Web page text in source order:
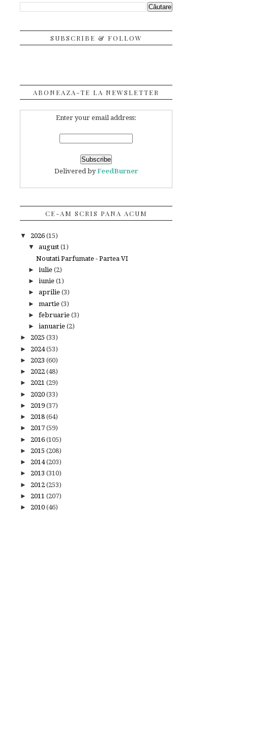
SUBSCRIBE & FOLLOW
ABONEAZA-TE LA NEWSLETTER
Enter your email address:
Delivered byFeedBurner
CE-AM SCRIS PANA ACUM
▼ 2026 (15)
▼ august (1)
Noutati Parfumate - Partea VI
► iulie (2)
► iunie (1)
► aprilie (3)
► martie (3)
► februarie (3)
► ianuarie (2)
► 2025 (33)
► 2024(53)
► 2023 (60)
► 2022 (48)
► 2021 (29)
► 2020 (33)
► 2019 (37)
► 2018 (64)
► 2017 (59)
► 2016 (105)
► 2015 (208)
► 2014(203)
► 2013 (310)
► 2012 (253)
► 2011 (207)
► 2010 (46)